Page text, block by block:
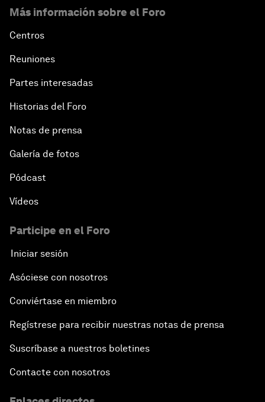
Más información sobre el Foro
Centros
Reuniones
Partes interesadas
Historias del Foro
Notas de prensa
Galería de fotos
Pódcast
Vídeos
Participe en el Foro
Iniciar sesión
Asóciese con nosotros
Conviértase en miembro
Regístrese para recibir nuestras notas de prensa
Suscríbase a nuestros boletines
Contacte con nosotros